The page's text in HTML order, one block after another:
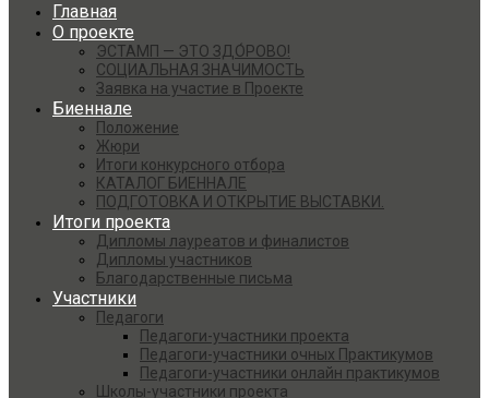
Главная
О проекте
ЭСТАМП — ЭТО ЗДО́РОВО!
СОЦИАЛЬНАЯ ЗНАЧИМОСТЬ
Заявка на участие в Проекте
Биеннале
Положение
Жюри
Итоги конкурсного отбора
КАТАЛОГ БИЕННАЛЕ
ПОДГОТОВКА И ОТКРЫТИЕ ВЫСТАВКИ.
Итоги проекта
Дипломы лауреатов и финалистов
Дипломы участников
Благодарственные письма
Участники
Педагоги
Педагоги-участники проекта
Педагоги-участники очных Практикумов
Педагоги-участники онлайн практикумов
Школы-участники проекта